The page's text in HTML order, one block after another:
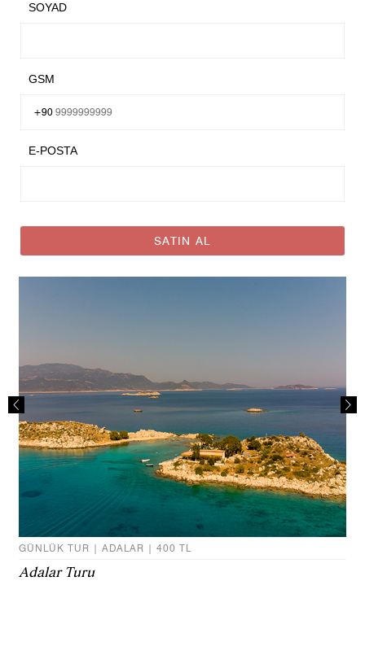
SOYAD
GSM
+90
E-POSTA
GÜNLÜK TUR | ADALAR | 400 TL
Adalar Turu